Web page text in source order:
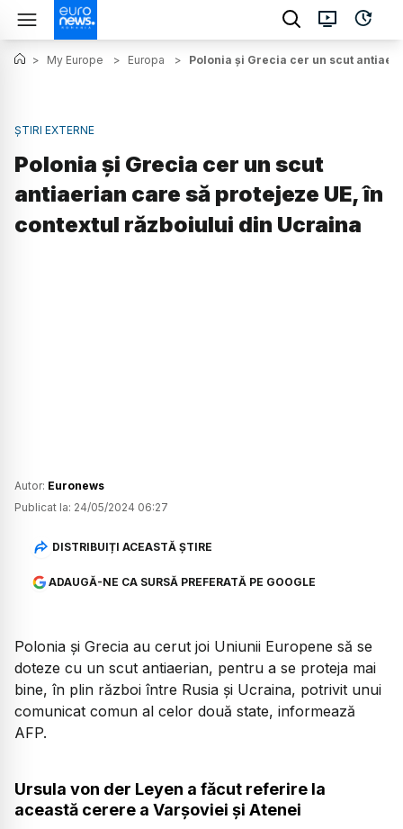
> My Europe > Europa > Polonia şi Grecia cer un scut
ȘTIRI EXTERNE
Polonia şi Grecia cer un scut
antiaerian care să protejeze UE, în
contextul războiului din Ucraina
Autor: Euronews
Publicat la: 24/05/2024 06:27
DISTRIBUIȚI ACEASTĂ ȘTIRE
ADAUGĂ-NE CA SURSĂ PREFERATĂ PE GOOGLE
Polonia şi Grecia au cerut joi Uniunii Europene să se
doteze cu un scut antiaerian, pentru a se proteja mai
bine, în plin război între Rusia şi Ucraina, potrivit unui
comunicat comun al celor două state, informează
AFP.
Ursula von der Leyen a făcut referire la
această cerere a Varşoviei şi Atenei